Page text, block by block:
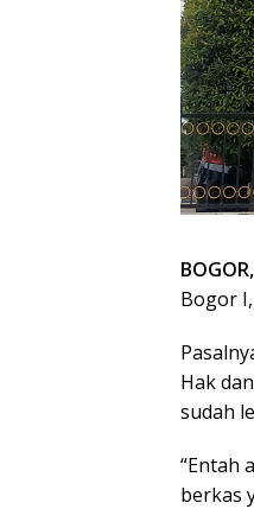
Bogor
Hak
sudah
“Entah
berkas